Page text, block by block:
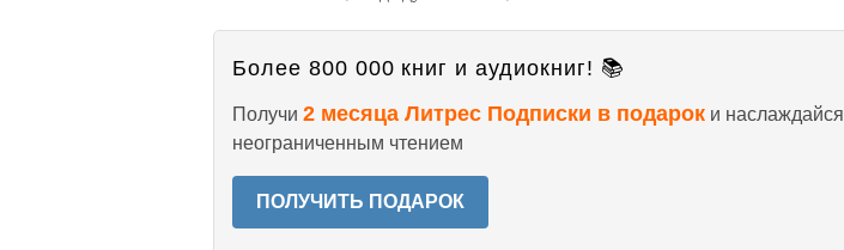
Более 800 000 книг и аудиокниг! 📚
Получи 2 месяца Литрес Подписки в подарок и наслаждайся
неограниченным чтением
ПОЛУЧИТЬ ПОДАРОК